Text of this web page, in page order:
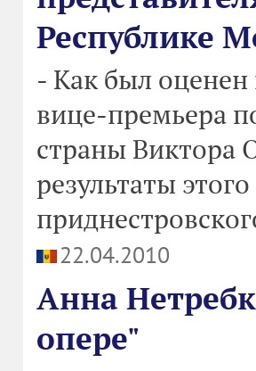
Республике
- Как был оценен
вице-премьера
страны Виктора
результаты
22.04.2010
Анна
опере"